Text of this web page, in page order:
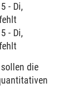
- Di,
- Di,
die